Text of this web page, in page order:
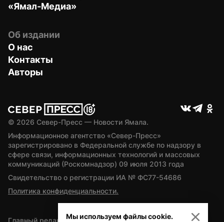
«Ямал-Медиа»
Об издании
О нас
Контакты
Авторы
© 2026 Север-Пресс — Новости Ямала.
Информационное агентство «Север-Пресс»
зарегистрировано в Федеральной службе по надзору в
сфере связи, информационных технологий и массовых
коммуникаций (Роскомнадзор) 09 июля 2013 года
Свидетельство о регистрации ИА № ФС77-54686
Политика конфиденциальности.
Главный редактор — А.Л. Поздеев
Мы используем файлы cookie.